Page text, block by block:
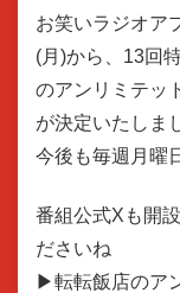
お笑いラジオア
(月)から、13回
のアンリミテッ
が決定いたしま
今後も毎週月曜
番組公式Xも開
ださいね
▶転転飯店のア